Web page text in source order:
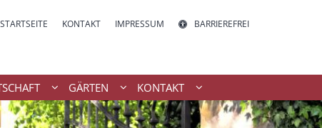
STARTSEITE KONTAKT IMPRESSUM BARRIEREFREI
GÄRTEN KONTAKT